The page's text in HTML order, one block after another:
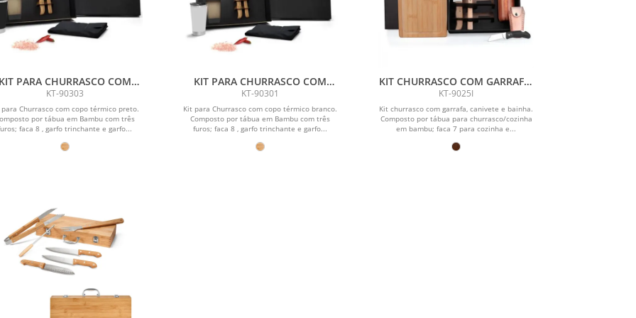
PARA CHURRASCO COM
COPO TÉRMICO - 6 PÇS
KT-90303
Churrasco com copo térmico preto.
por tábua em Bambu com três
faca 8 , garfo trinchante e garfo...
KIT PARA CHURRASCO COM
COPO TÉRMICO - 6 PÇS
KT-90301
Kit para Churrasco com copo térmico branco.
Composto por tábua em Bambu com três
furos; faca 8 , garfo trinchante e garfo...
KIT CHURRASCO COM GARRAFA,
CANIVETE E BAINHA - 6 PÇS
KT-9025I
Kit churrasco com garrafa, canivete e bainha.
Composto por tábua para churrasco/cozinha
em bambu; faca 7 para cozinha e...